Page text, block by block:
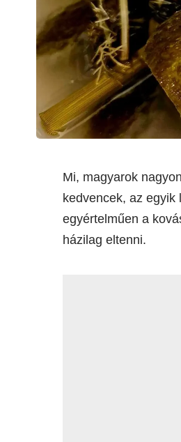
Mi, magyarok
kedvencek, az
egyértelműen a
házilag eltenni.